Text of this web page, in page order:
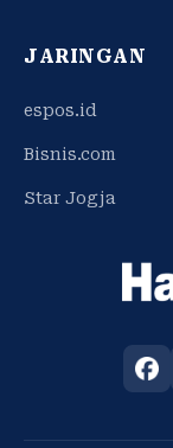
JARINGAN
espos.id
Bisnis.com
Star Jogja